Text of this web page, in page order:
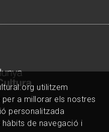
utilitzem
a millorar els nostres
personalitzada
de navegació i